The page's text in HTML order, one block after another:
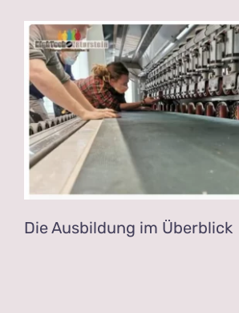
Die Ausbildung im Überblick